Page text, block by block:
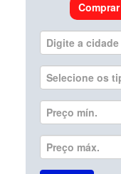
Comprar